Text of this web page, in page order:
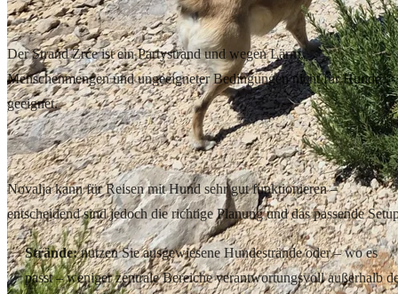
Wohin man besser nicht geht
Der Strand Zrće ist ein Partystrand und wegen Lärm,
Menschenmengen und ungeeigneter Bedingungen nicht für Hunde
geeignet.
Kurz zusammengefasst: So planen Sie einen Urlaub mit Hund in
Novalja
Novalja kann für Reisen mit Hund sehr gut funktionieren –
entscheidend sind jedoch die richtige Planung und das passende
Strände:nutzen Sie ausgewiesene Hundestrände oder – wo es
passt – weniger zentrale Bereiche verantwortungsvoll außerhalb